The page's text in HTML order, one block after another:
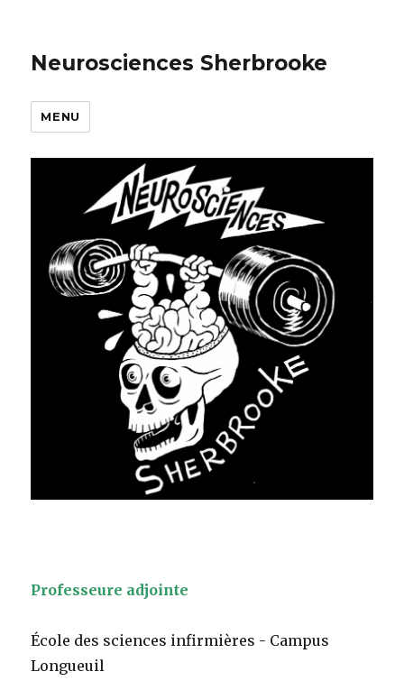
Neurosciences Sherbrooke
MENU
Professeure adjointe
École des sciences infirmières - Campus
Longueuil